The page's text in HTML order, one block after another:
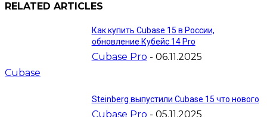
RELATED ARTICLES
Cubase
Как купить Cubase 15 в России,
обновление Кубейс 14 Pro
Cubase Pro - 06.11.2025
Steinberg выпустили Cubase 15 что нового
Cubase Pro - 05.11.2025